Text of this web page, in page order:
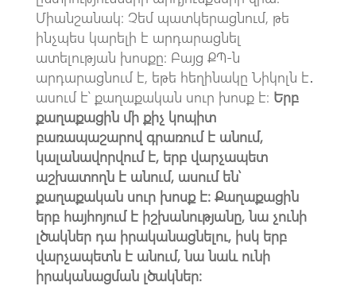
Միանշանակ։ Չեմ պատկերացնում, թե
ինչպես կարելի է արդարացնել
ատելության խոսքը։ Բայց ՔՊ-ն
արդարացնում է, եթե հեղինակը Նիկոլն է․
ասում է՝ քաղաքական սուր խոսք է։ Երբ
քաղաքացին մի քիչ կոպիտ
բառապաշարով գրառում է անում,
կալանավորվում է, երբ վարչապետ
աշխատողն է անում, ասում են՝
քաղաքական սուր խոսք է։ Քաղաքացին
երբ հայհոյում է իշխանությանը, նա չունի
լծակներ դա իրականացնելու, իսկ երբ
վարչապետն է անում, նա նաև ունի
իրականացման լծակներ։